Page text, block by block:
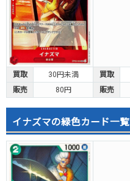
買取 30円未満 買取
販売
80円 販売
イナズマの緑色カード一覧